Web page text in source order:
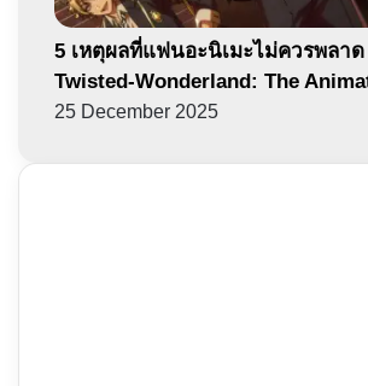
5 เหตุผลที่แฟนอะนิเมะไม่ควรพลาด
Twisted-Wonderland: The
25 December 2025